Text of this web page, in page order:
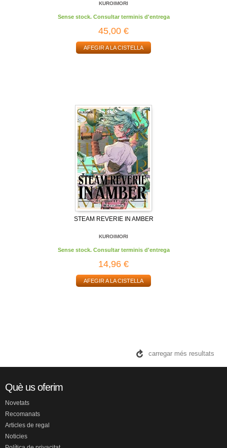
KUROIMORI
Sense stock. Consultar terminis d'entrega
45,00 €
AFEGIR A LA CISTELLA
STEAM REVERIE IN AMBER
KUROIMORI
Sense stock. Consultar terminis d'entrega
14,96 €
AFEGIR A LA CISTELLA
carregar més resultats
Què us oferim
Novetats
Recomanats
Articles de regal
Noticies